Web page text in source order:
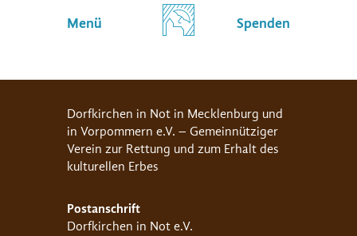
Menü Spenden
Dorfkirchen in Not in Mecklenburg und
in Vorpommern e.V. – Gemeinnütziger
Verein zur Rettung und zum Erhalt des
kulturellen Erbes
Postanschrift
Dorfkirchen in Not e.V.